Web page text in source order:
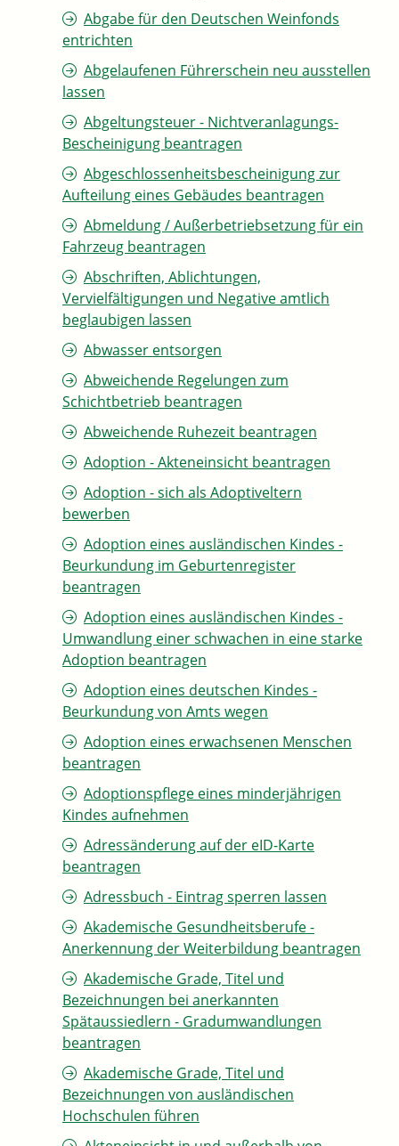
Abgabe für den Deutschen Weinfonds
entrichten
Abgelaufenen Führerschein neu ausstellen
lassen
Abgeltungsteuer - Nichtveranlagungs-
Bescheinigung beantragen
Abgeschlossenheitsbescheinigung zur
Aufteilung eines Gebäudes beantragen
Abmeldung / Außerbetriebsetzung für ein
Fahrzeug beantragen
Abschriften, Ablichtungen,
Vervielfältigungen und Negative amtlich
beglaubigen lassen
Abwasser entsorgen
Abweichende Regelungen zum
Schichtbetrieb beantragen
Abweichende Ruhezeit beantragen
Adoption - Akteneinsicht beantragen
Adoption - sich als Adoptiveltern
bewerben
Adoption eines ausländischen Kindes -
Beurkundung im Geburtenregister
beantragen
Adoption eines ausländischen Kindes -
Umwandlung einer schwachen in eine starke
Adoption beantragen
Adoption eines deutschen Kindes -
Beurkundung von Amts wegen
Adoption eines erwachsenen Menschen
beantragen
Adoptionspflege eines minderjährigen
Kindes aufnehmen
Adressänderung auf der eID-Karte
beantragen
Adressbuch - Eintrag sperren lassen
Akademische Gesundheitsberufe -
Anerkennung der Weiterbildung beantragen
Akademische Grade, Titel und
Bezeichnungen bei anerkannten
Spätaussiedlern - Gradumwandlungen
beantragen
Akademische Grade, Titel und
Bezeichnungen von ausländischen
Hochschulen führen